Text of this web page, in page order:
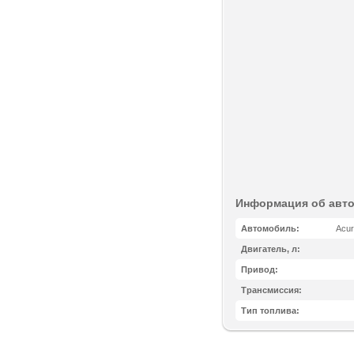
Информация об
Автомобиль:
Двигатель, л:
Привод:
Трансмиссия:
Тип топлива: